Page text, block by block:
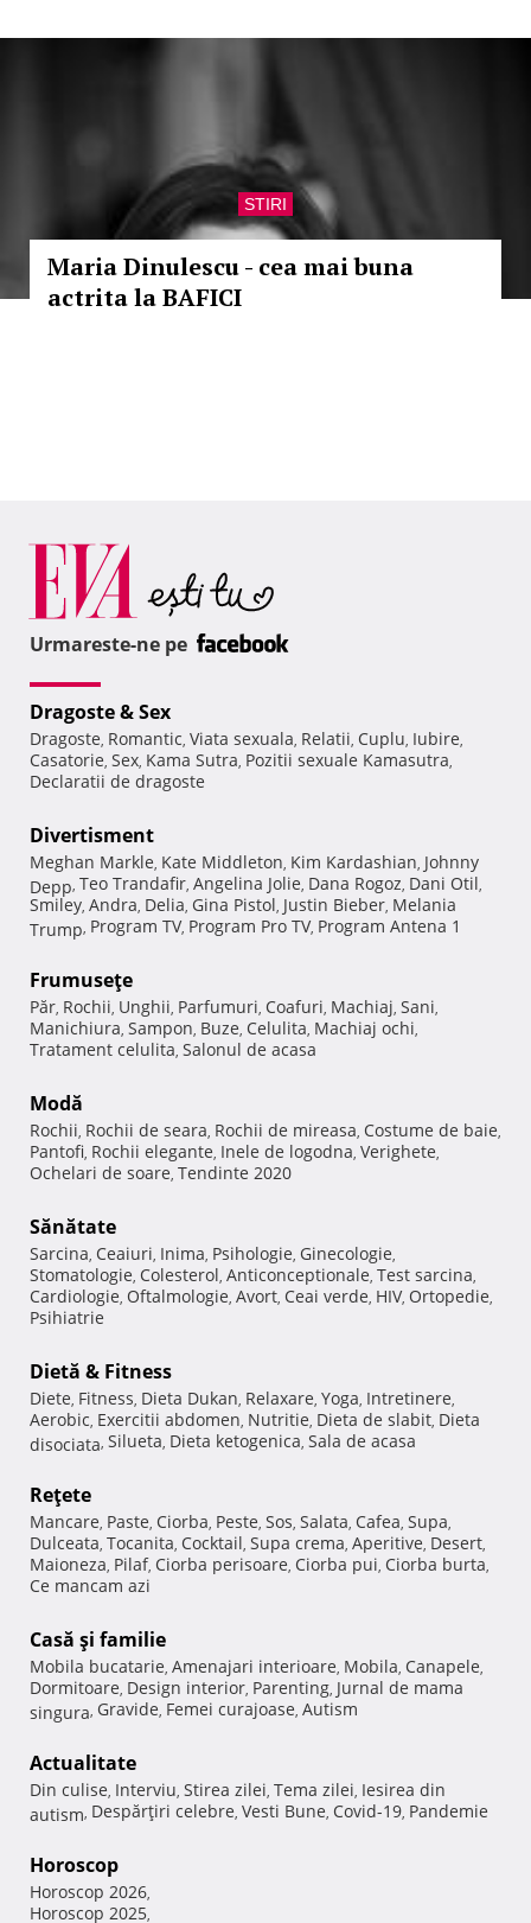
STIRI
Maria Dinulescu - cea mai buna
actrita la BAFICI
Urmareste-ne pe
Dragoste & Sex
Dragoste, Romantic, Viata sexuala, Relatii, Cuplu, Iubire,
Casatorie, Sex, Kama Sutra, Pozitii sexuale Kamasutra,
Declaratii de dragoste
Divertisment
Meghan Markle, Kate Middleton, Kim Kardashian, Johnny
Depp, Teo Trandafir, Angelina Jolie, Dana Rogoz, Dani Otil,
Smiley, Andra, Delia, Gina Pistol, Justin Bieber, Melania
Trump, Program TV, Program Pro TV, Program Antena 1
Frumuseţe
Păr, Rochii, Unghii, Parfumuri, Coafuri, Machiaj, Sani,
Manichiura, Sampon, Buze, Celulita, Machiaj ochi,
Tratament celulita, Salonul de acasa
Modă
Rochii, Rochii de seara, Rochii de mireasa, Costume de baie,
Pantofi, Rochii elegante, Inele de logodna, Verighete,
Ochelari de soare, Tendinte 2020
Sănătate
Sarcina, Ceaiuri, Inima, Psihologie, Ginecologie,
Stomatologie, Colesterol, Anticonceptionale, Test sarcina,
Cardiologie, Oftalmologie, Avort, Ceai verde, HIV, Ortopedie,
Psihiatrie
Dietă & Fitness
Diete, Fitness, Dieta Dukan, Relaxare, Yoga, Intretinere,
Aerobic, Exercitii abdomen, Nutritie, Dieta de slabit, Dieta
disociata, Silueta, Dieta ketogenica, Sala de acasa
Reţete
Mancare, Paste, Ciorba, Peste, Sos, Salata, Cafea, Supa,
Dulceata, Tocanita, Cocktail, Supa crema, Aperitive, Desert,
Maioneza, Pilaf, Ciorba perisoare, Ciorba pui, Ciorba burta,
Ce mancam azi
Casă şi familie
Mobila bucatarie, Amenajari interioare, Mobila, Canapele,
Dormitoare, Design interior, Parenting, Jurnal de mama
singura, Gravide, Femei curajoase, Autism
Actualitate
Din culise, Interviu, Stirea zilei, Tema zilei, Iesirea din
autism, Despărţiri celebre, Vesti Bune, Covid-19, Pandemie
Horoscop
Horoscop 2026,
Horoscop 2025,